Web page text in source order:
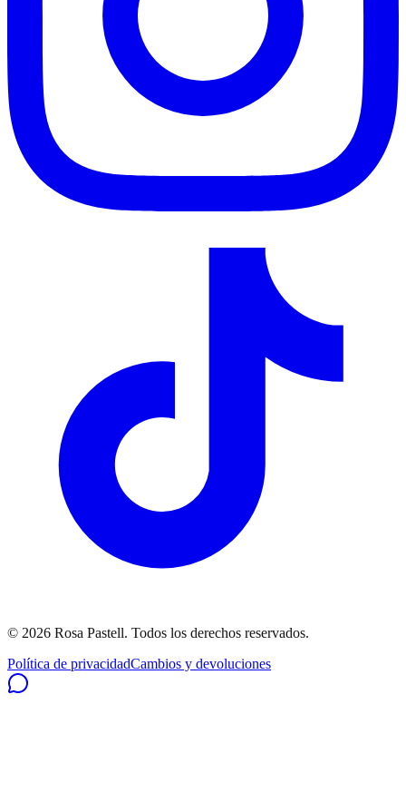
© 2026 Rosa Pastell. Todos los derechos reservados.
Política de privacidadCambios y devoluciones